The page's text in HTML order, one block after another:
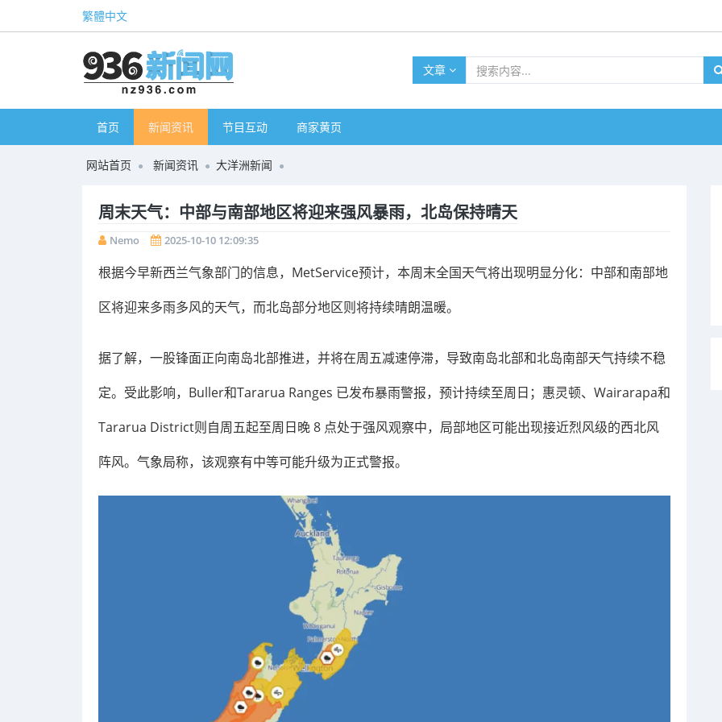
繁體中文
文章
首页 新闻资讯 节目互动 商家黄页
网站首页 新闻资讯 大洋洲新闻
周末天气：中部与南部地区将迎来强风暴雨，北岛保持晴天
Nemo 2025-10-10 12:09:35
根据今早新西兰气象部门的信息，MetService预计，本周末全国天气将出现明显分化：中部和南部地
区将迎来多雨多风的天气，而北岛部分地区则将持续晴朗温暖。
据了解，一股锋面正向南岛北部推进，并将在周五减速停滞，导致南岛北部和北岛南部天气持续不稳
定。受此影响，Buller和Tararua Ranges 已发布暴雨警报，预计持续至周日；惠灵顿、Wairarapa和
Tararua District则自周五起至周日晚 8 点处于强风观察中，局部地区可能出现接近烈风级的西北风
阵风。气象局称，该观察有中等可能升级为正式警报。